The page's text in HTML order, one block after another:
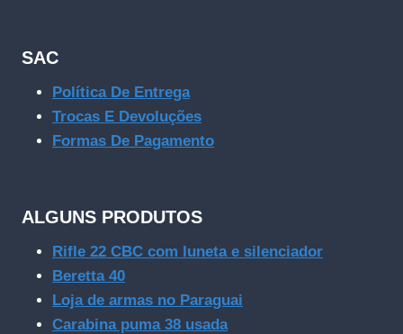
SAC
Política De Entrega
Trocas E Devoluções
Formas De Pagamento
ALGUNS PRODUTOS
Rifle 22 CBC com luneta e silenciador
Beretta 40
Loja de armas no Paraguai
Carabina puma 38 usada